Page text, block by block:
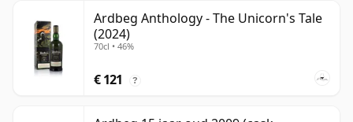
Ardbeg Anthology - The Unicorn's Tale
(2024)
70cl • 46%
€ 121 ?